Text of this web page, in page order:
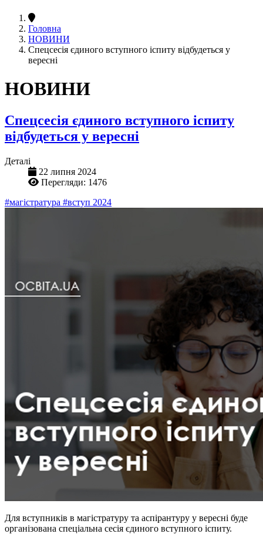
Головна
НОВИНИ
Спецсесія єдиного вступного іспиту відбудеться у
вересні
НОВИНИ
Спецсесія єдиного вступного іспиту
відбудеться у вересні
Деталі
22 липня 2024
Перегляди: 1476
#магістратура #вступ 2024
Для вступників в магістратуру та аспірантуру у вересні буде
організована спеціальна сесія єдиного вступного іспиту.